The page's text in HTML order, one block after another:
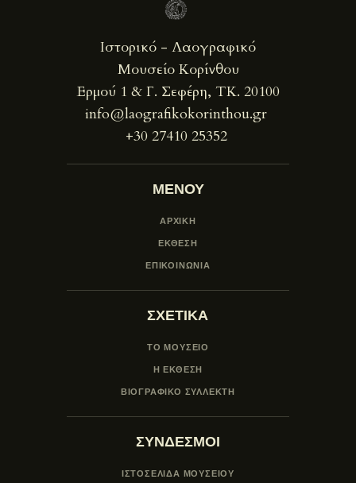
Ιστορικό - Λαογραφικό
Μουσείο Κορίνθου
Ερμού 1 & Γ. Σεφέρη, ΤΚ. 20100
info@laografikokorinthou.gr
+30 27410 25352
ΜΕΝΟΥ
ΑΡΧΙΚΗ
ΕΚΘΕΣΗ
ΕΠΙΚΟΙΝΩΝΙΑ
ΣΧΕΤΙΚΑ
ΤΟ ΜΟΥΣΕΙΟ
Η ΕΚΘΕΣΗ
ΒΙΟΓΡΑΦΙΚΟ ΣΥΛΛΕΚΤΗ
ΣΥΝΔΕΣΜΟΙ
ΙΣΤΟΣΕΛΙΔΑ ΜΟΥΣΕΊΟΥ